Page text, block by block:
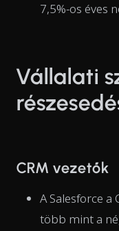
7,5%-os éves
Vállalati
CRM vezetők
A Salesforce a
több mint a